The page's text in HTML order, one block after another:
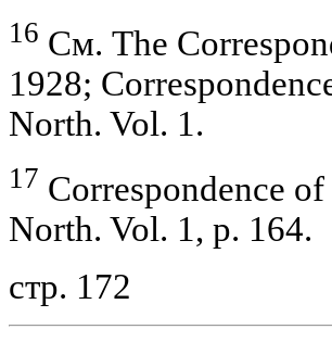
16 См. The
1928;
North. Vol. 1.
17 Correspondence
North. Vol. 1, p. 164.
стр. 172